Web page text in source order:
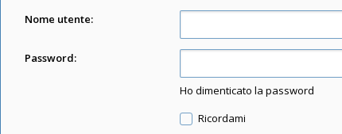
Nome utente:
Password:
Ho dimenticato la password
Ricordami